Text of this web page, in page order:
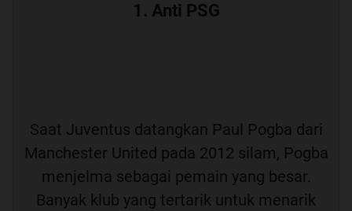
1. Anti PSG
Saat Juventus datangkan Paul Pogba dari
Manchester United pada 2012 silam, Pogba
menjelma sebagai pemain yang besar.
Banyak klub yang tertarik untuk menarik